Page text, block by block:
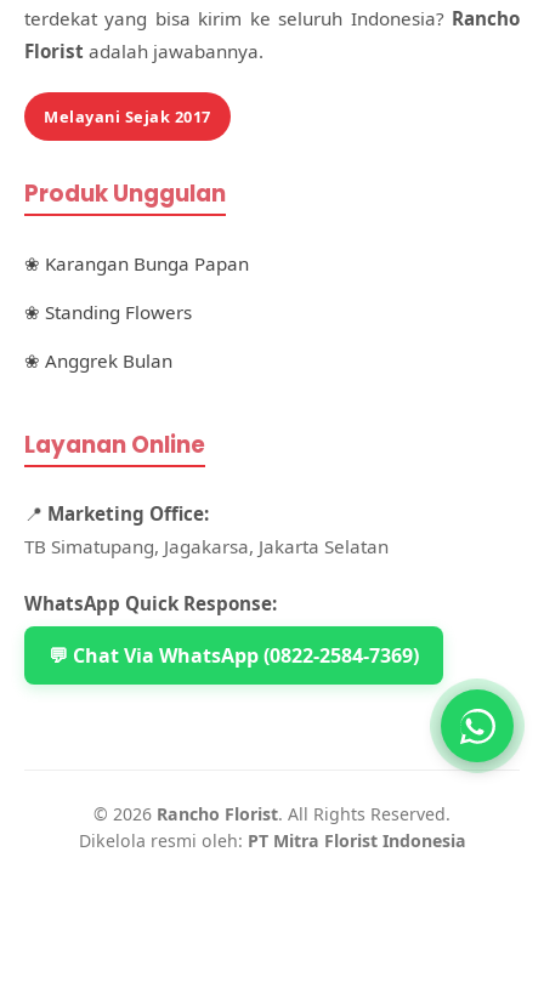
terdekat yang bisa kirim ke seluruh Indonesia? Rancho
Florist adalah jawabannya.
Melayani Sejak 2017
Produk Unggulan
❀ Karangan Bunga Papan
❀ Standing Flowers
❀ Anggrek Bulan
Layanan Online
📍 Marketing Office:
TB Simatupang, Jagakarsa, Jakarta Selatan
WhatsApp Quick Response:
💬 Chat Via WhatsApp (0822-2584-7369)
© 2026 Rancho Florist. All Rights Reserved.
Dikelola resmi oleh: PT Mitra Florist Indonesia